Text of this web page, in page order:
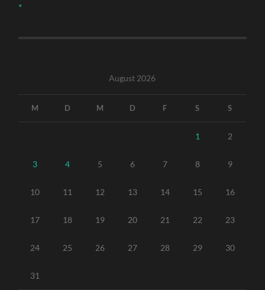
*
August 2026
M D M D F S S
1 2
3 4 5 6 7 8 9
10 11 12 13 14 15 16
17 18 19 20 21 22 23
24 25 26 27 28 29 30
31